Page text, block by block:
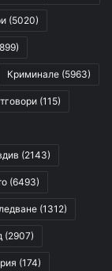
(5020)
Криминале (5963)
(115)
(2143)
(6493)
(1312)
(2907)
(174)